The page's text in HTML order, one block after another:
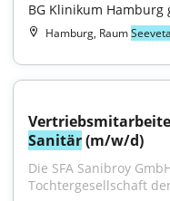
BG Klinikum Hamburg
Hamburg, Raum
Sanitär (m/w/d)
Die SFA Sanibroy
Tochtergesellschaft